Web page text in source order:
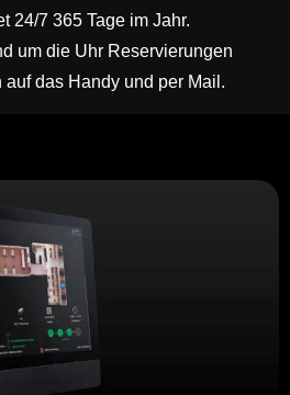
24/7 365 Tage im Jahr.
um die Uhr Reservierungen
das Handy und per Mail.